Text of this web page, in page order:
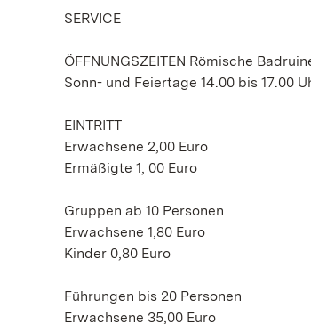
SERVICE
ÖFFNUNGSZEITEN Römische
Sonn- und Feiertage 14.00 bis 17.00
EINTRITT
Erwachsene 2,00 Euro
Ermäßigte 1, 00 Euro
Gruppen ab 10 Personen
Erwachsene 1,80 Euro
Kinder 0,80 Euro
Führungen bis 20 Personen
Erwachsene 35,00 Euro